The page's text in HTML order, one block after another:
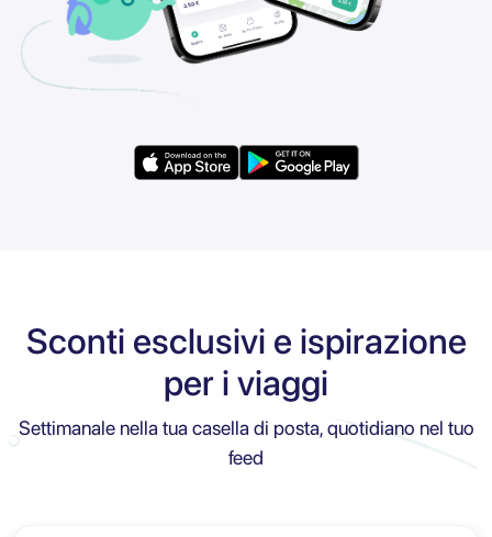
Sconti esclusivi e ispirazione
per i viaggi
Settimanale nella tua casella di posta, quotidiano nel tuo
feed